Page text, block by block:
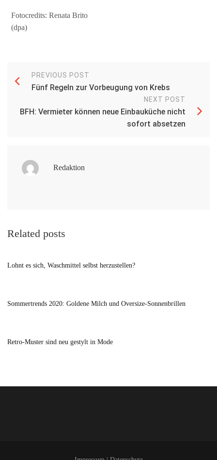
Fotocredits: Renata Brito
(dpa)
PREVIOUS POST
Fünf Regeln zur Vorbeugung von Krebs
NEXT POST
BFH: Vermieter können neue Einbauküche nicht
sofort absetzen
Redaktion
Related posts
Lohnt es sich, Waschmittel selbst herzustellen?
Sommertrends 2020: Goldene Milch und Oversize-Sonnenbrillen
Retro-Muster sind neu gestylt in Mode